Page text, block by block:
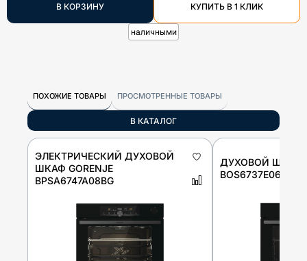
В КОРЗИНУ КУПИТЬ В 1 КЛИК
наличными
ПОХОЖИЕ ТОВАРЫ ПРОСМОТРЕННЫЕ ТОВАРЫ
В КАТАЛОГ
ЭЛЕКТРИЧЕСКИЙ ДУХОВОЙ
ШКАФ GORENJE
BPSA6747A08BG
ДУХОВОЙ ШКАФ
BOS6737E06FBG